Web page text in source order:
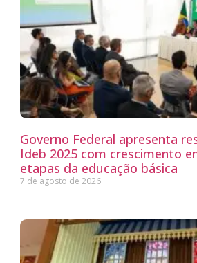
Governo Federal apresenta
Ideb 2025 com crescimento
etapas da educação básica
7 de agosto de 2026